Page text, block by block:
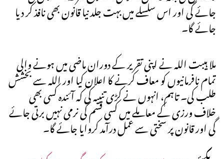
جائے گی اور اس سلسلے میں بہت جلد نیا قانون بھی نافذ کر دیا
جائے گا۔
ملا ہیبت اللہ نے اپنی تقریر کے دوران ماضی میں ہونے والی
تمام نافرمانیوں کو معاف کرنے کا اعلان کیا اور اللہ سے بخشش
طلب کی۔ تاہم، انہوں نے کڑی تنبیہ کی کہ آئندہ کسی بھی
خلاف ورزی کے معاملے میں کسی قسم کی نرمی نہیں برتی جائے
گی اور قانون پر سختی سے عمل درآمد کروایا جائے گا۔